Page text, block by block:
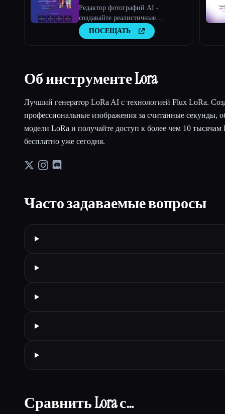
Редактор фотографий AI -
создавайте реалистичные
фотографии с помощью
искусственного интеллекта
ПОСЕЩАТЬ
Об инструменте Lora
Лучший генератор LoRa AI с технологией Flux LoRa.
профессиональные изображения за считанные секунды,
модели LoRa и получайте доступ к более чем 10
бесплатно уже сегодня.
Часто задаваемые вопросы
Сравнить Lora с…